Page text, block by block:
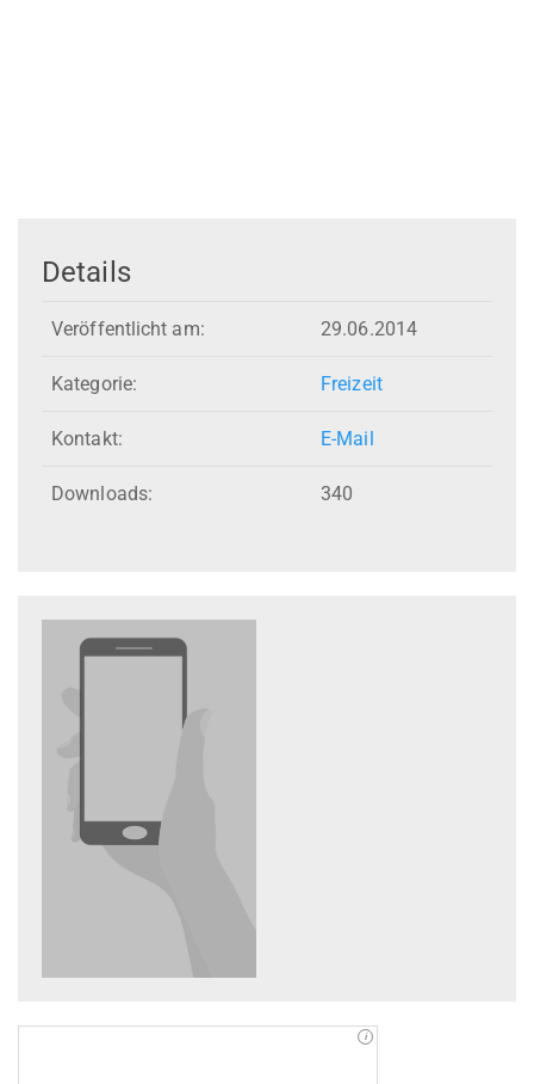
Details
Veröffentlicht am: 29.06.2014
Kategorie: Freizeit
Kontakt: E-Mail
Downloads: 340